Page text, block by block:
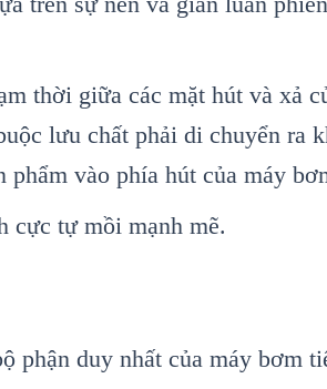
thời giữa các mặt hút và xả
lưu chất phải di chuyển ra
vào phía hút của máy
cực tự mồi mạnh mẽ.
phận duy nhất của máy bơm